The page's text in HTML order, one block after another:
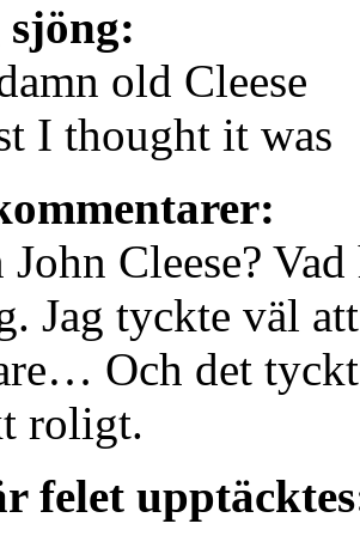
old Cleese
I thought it was
John Cleese?
Jag tyckte väl
Och det
roligt.
felet